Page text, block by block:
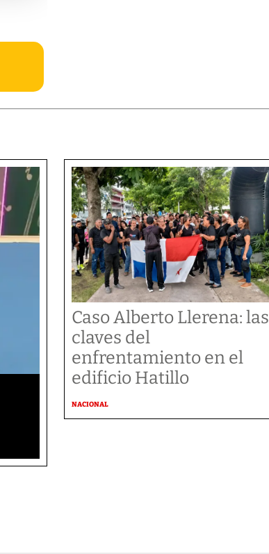
Caso Alberto Llerena: las
claves del
enfrentamiento en el
edificio Hatillo
NACIONAL